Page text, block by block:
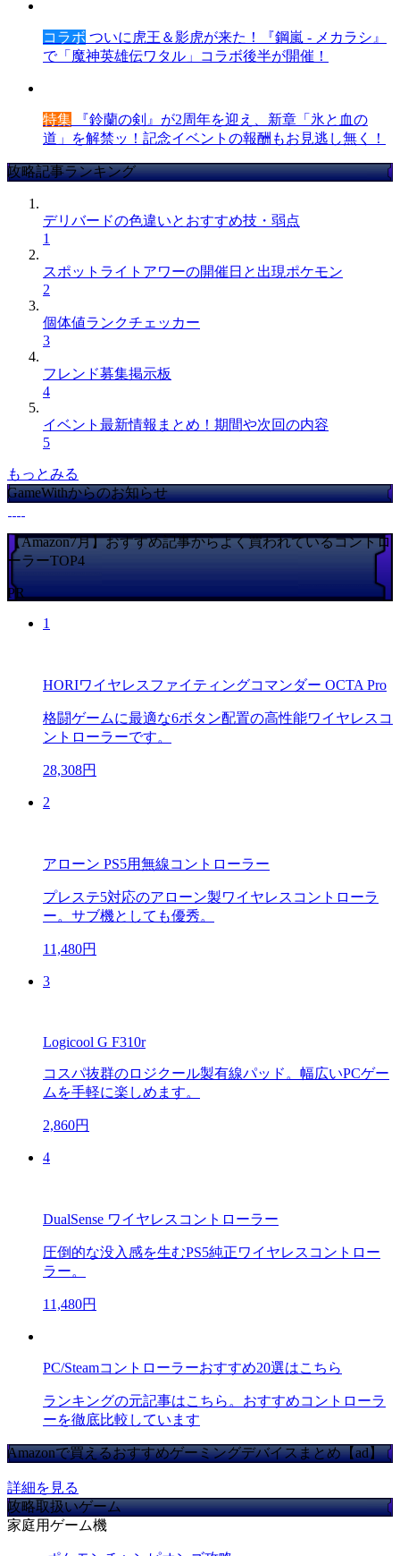
コラボ ついに虎王＆影虎が来た！『鋼嵐 - メカラシ』
で「魔神英雄伝ワタル」コラボ後半が開催！
特集 『鈴蘭の剣』が2周年を迎え、新章「氷と血の
道」を解禁ッ！記念イベントの報酬もお見逃し無く！
攻略記事ランキング
デリバードの色違いとおすすめ技・弱点
1
スポットライトアワーの開催日と出現ポケモン
2
個体値ランクチェッカー
3
フレンド募集掲示板
4
イベント最新情報まとめ！期間や次回の内容
5
もっとみる
GameWithからのお知らせ
【Amazon7月】おすすめ記事からよく買われているコントロ
ーラーTOP4
PR
1
HORIワイヤレスファイティングコマンダー OCTA Pro
格闘ゲームに最適な6ボタン配置の高性能ワイヤレスコ
ントローラーです。
28,308円
2
アローン PS5用無線コントローラー
プレステ5対応のアローン製ワイヤレスコントローラ
ー。サブ機としても優秀。
11,480円
3
Logicool G F310r
コスパ抜群のロジクール製有線パッド。幅広いPCゲー
ムを手軽に楽しめます。
2,860円
4
DualSense ワイヤレスコントローラー
圧倒的な没入感を生むPS5純正ワイヤレスコントロー
ラー。
11,480円
PC/Steamコントローラーおすすめ20選はこちら
ランキングの元記事はこちら。おすすめコントローラ
ーを徹底比較しています
Amazonで買えるおすすめゲーミングデバイスまとめ【ad】
詳細を見る
攻略取扱いゲーム
家庭用ゲーム機